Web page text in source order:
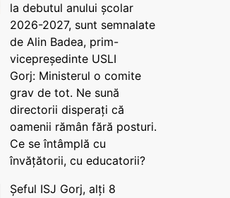
la debutul anului școlar
2026-2027, sunt semnalate
de Alin Badea, prim-
vicepreședinte USLI
Gorj: Ministerul o comite
grav de tot. Ne sună
directorii disperați că
oamenii rămân fără posturi.
Ce se întâmplă cu
învățătorii, cu educatorii?
Șeful ISJ Gorj, alți 8